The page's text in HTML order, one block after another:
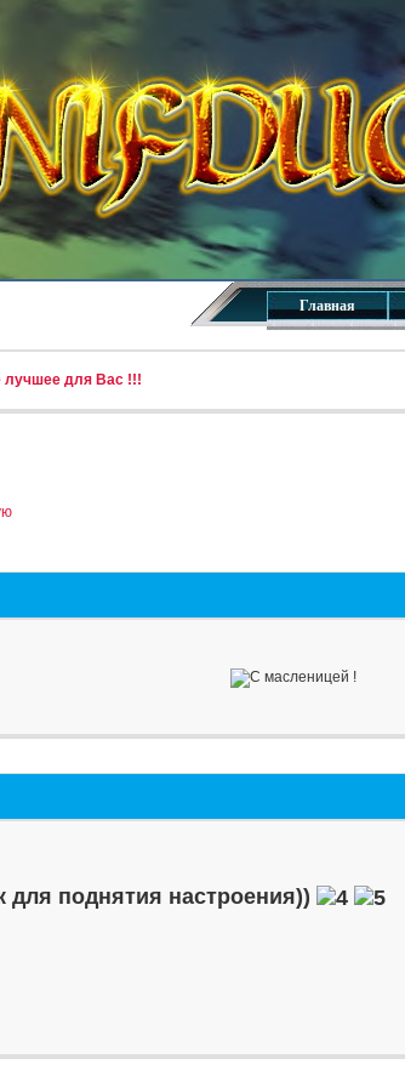
Главная
лучшее для Вас !!!
для поднятия настроения))